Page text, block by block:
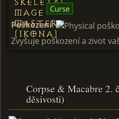
Curse
Poškození:
Zvyšuje poškození a zivot
Corpse & Macabre 2.
děsivosti)